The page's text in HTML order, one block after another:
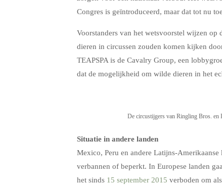
Congres is geïntroduceerd, maar dat tot nu
Voorstanders van het wetsvoorstel wijzen
dieren in circussen zouden komen kijken
TEAPSPA is de Cavalry Group, een
dat de mogelijkheid om wilde dieren in het
De circustijgers van Ringling Bros. en
Situatie in andere landen
Mexico, Peru en andere Latijns-
verbannen of beperkt. In Europese landen
het sinds 15 september 2015 verboden om